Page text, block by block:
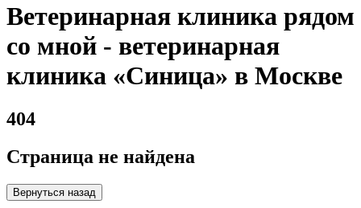
Ветеринарная клиника рядом
со мной - ветеринарная
клиника «Синица» в Москве
404
Страница не найдена
Вернуться назад